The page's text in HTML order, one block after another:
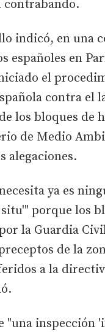
indicó, en una
españoles en
el
contra el
los bloques de
de Medio
alegaciones.
ya es
porque los
la Guardia
de la
a la
"una inspección